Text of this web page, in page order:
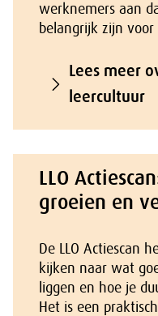
werknemers aan
belangrijk zijn
Lees meer
leercultuur
LLO
groeien en
De LLO Actiescan
kijken naar wat
liggen en hoe je
Het is een